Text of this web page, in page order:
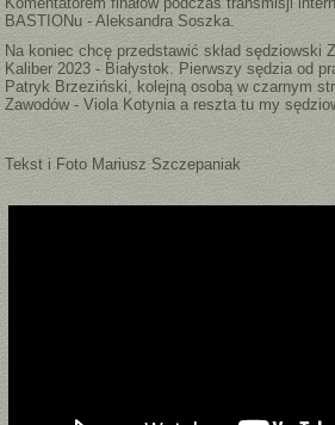
BASTIONu - Aleksandra Soszka.
Na koniec chcę przedstawić skład sędziowski
Kaliber 2023 - Białystok. Pierwszy sędzia od
Patryk Brzeziński, kolejną osobą w czarnym
Zawodów - Viola Kotynia a reszta tu my
Tekst i Foto Mariusz Szczepaniak